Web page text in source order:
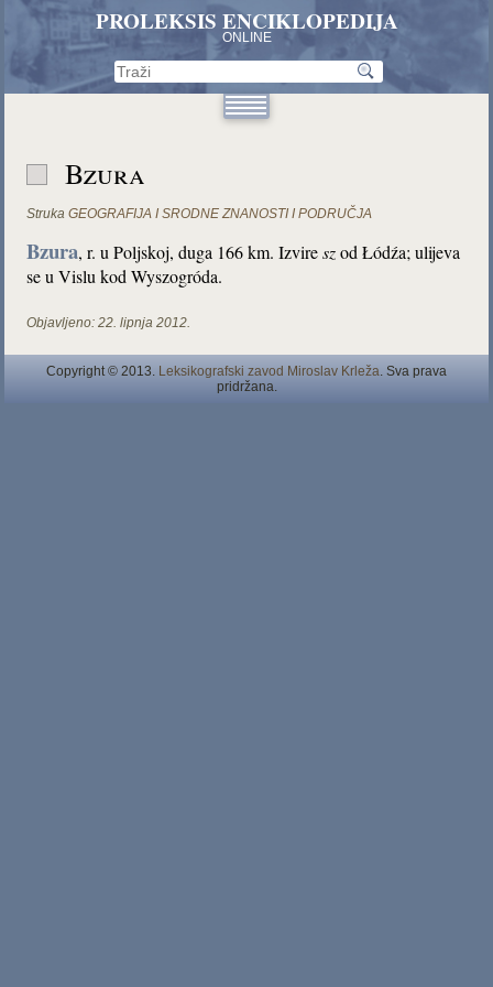
PROLEKSIS ENCIKLOPEDIJA
ONLINE
Bzura
Struka GEOGRAFIJA I SRODNE ZNANOSTI I PODRUČJA
Bzura, r. u Poljskoj, duga 166 km. Izvireszod Łódźa; ulijeva
se u Vislu kod Wyszogróda.
Objavljeno: 22. lipnja 2012.
Copyright © 2013. Leksikografski zavod Miroslav Krleža. Sva prava
pridržana.